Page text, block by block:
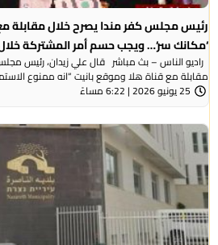
رئيس مجلس كفر مندا يصرح خلال مقابلة
‘مكانك سر‘… ويجب حسم أمر المشتركة خلال
راديو الناس – بث مباشر قال علي زيدان، رئيس
مقابلة مع قناة هلا وموقع بانيت “انه ممنوع
25 يونيو 2026 | 6:22 مساءً